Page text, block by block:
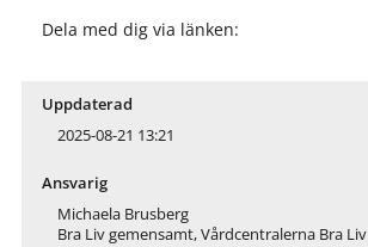
Dela med dig via länken:
Uppdaterad
2025-08-21 13:21
Ansvarig
Michaela Brusberg
Bra Liv gemensamt, Vårdcentralerna Bra Liv